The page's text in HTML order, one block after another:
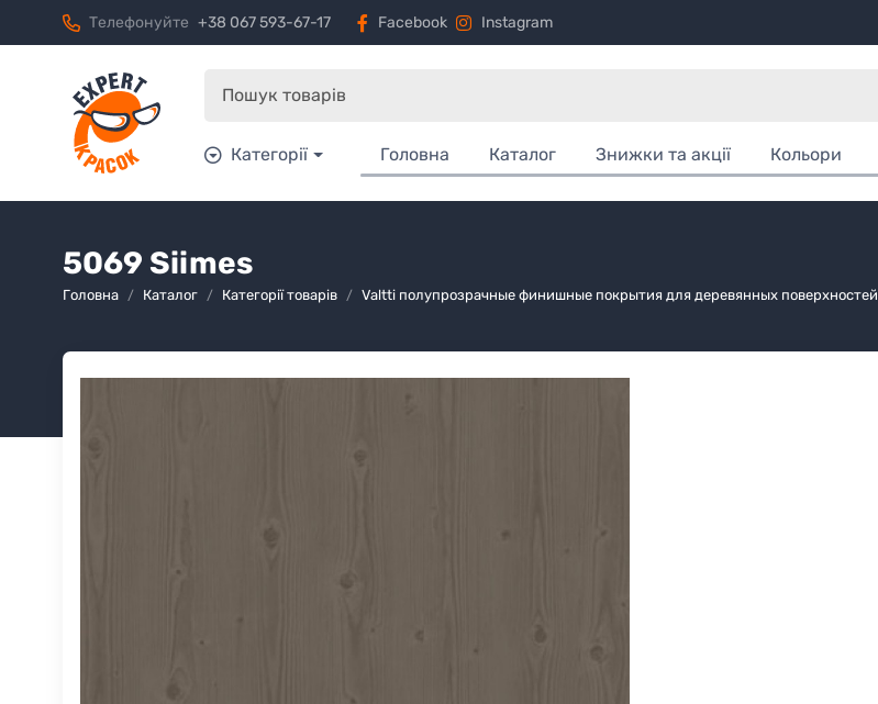
Телефонуйте +38 067 593-67-17 Facebook Instagram
Категорії Головна Каталог Знижки та акції Кольори
Головна Каталог Категорії товарів Valtti полупрозрачные финишные покрытия для деревянных поверхностей
5069 Siimes